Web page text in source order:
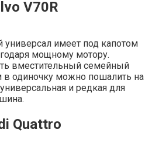
V70R
универсал имеет под капотом
мощному мотору.
вместительный семейный
в одиночку можно пошалить на
и редкая для
Quattro